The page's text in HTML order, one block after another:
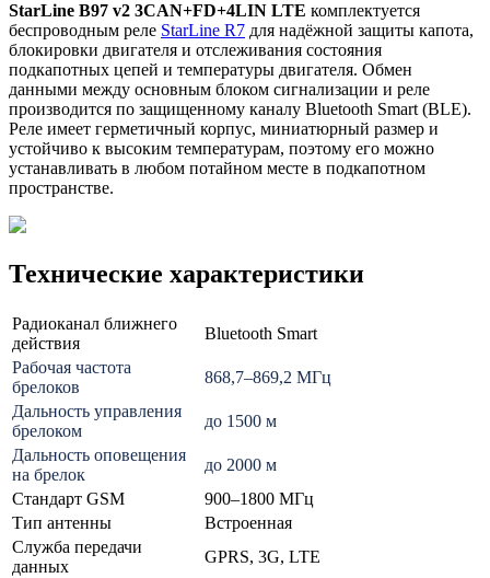
StarLine B97 v2 3CAN+FD+4LIN LTE комплектуется
беспроводным реле StarLine R7 для надёжной защиты капота,
блокировки двигателя и отслеживания состояния
подкапотных цепей и температуры двигателя. Обмен
данными между основным блоком сигнализации и реле
производится по защищенному каналу Bluetooth Smart (BLE).
Реле имеет герметичный корпус, миниатюрный размер и
устойчиво к высоким температурам, поэтому его можно
устанавливать в любом потайном месте в подкапотном
пространстве.
Технические характеристики
Радиоканал ближнего
действия
Bluetooth Smart
Рабочая частота
брелоков
868,7–869,2 МГц
Дальность управления
брелоком
до 1500 м
Дальность оповещения
на брелок
до 2000 м
Стандарт GSM
900–1800 МГц
Тип антенны
Встроенная
Служба передачи
данных
GPRS, 3G, LTE